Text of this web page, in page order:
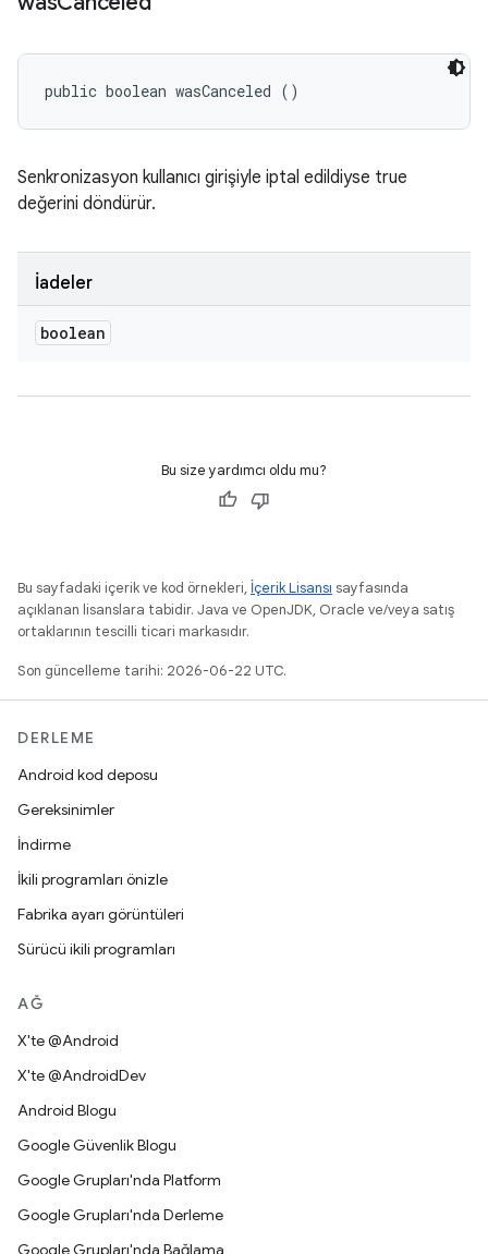
public boolean wasCanceled ()
Senkronizasyon kullanıcı girişiyle iptal edildiyse true
değerini döndürür.
İadeler
boolean
Bu size yardımcı oldu mu?
Bu sayfadaki içerik ve kod örnekleri, İçerik Lisansı sayfasında
açıklanan lisanslara tabidir. Java ve OpenJDK, Oracle ve/veya satış
ortaklarının tescilli ticari markasıdır.
Son güncelleme tarihi: 2026-06-22 UTC.
DERLEME
Android kod deposu
Gereksinimler
İndirme
İkili programları önizle
Fabrika ayarı görüntüleri
Sürücü ikili programları
AĞ
X'te @Android
X'te @AndroidDev
Android Blogu
Google Güvenlik Blogu
Google Grupları'nda Platform
Google Grupları'nda Derleme
Google Grupları'nda Bağlama